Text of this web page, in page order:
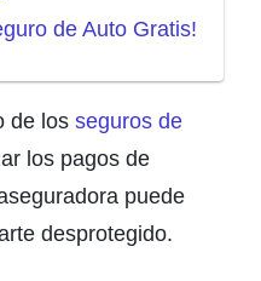
de Auto Gratis!
de los seguros de
los pagos de
puede
desprotegido.